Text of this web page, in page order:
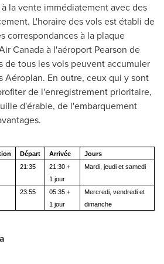
la vente immédiatement avec des
L'horaire des vols est établi de
correspondances à la plaque
Canada à l'aéroport Pearson de
de tous les vols peuvent accumuler
Aéroplan. En outre, ceux qui y sont
de l'enregistrement prioritaire,
d'érable, de l'embarquement
Départ Arrivée
Jours
21:35
21:30 +
1 jour
Mardi, jeudi et samedi
23:55
05:35 +
1 jour
Mercredi, vendredi et
dimanche